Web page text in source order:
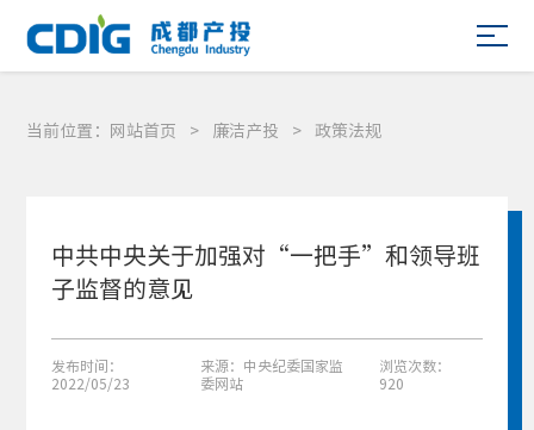
当前位置： 网站首页 > 廉洁产投 > 政策法规
中共中央关于加强对“一把手”和领导班
子监督的意见
发布时间：
2022/05/23
来源：中央纪委国家监
委网站
浏览次数：
920